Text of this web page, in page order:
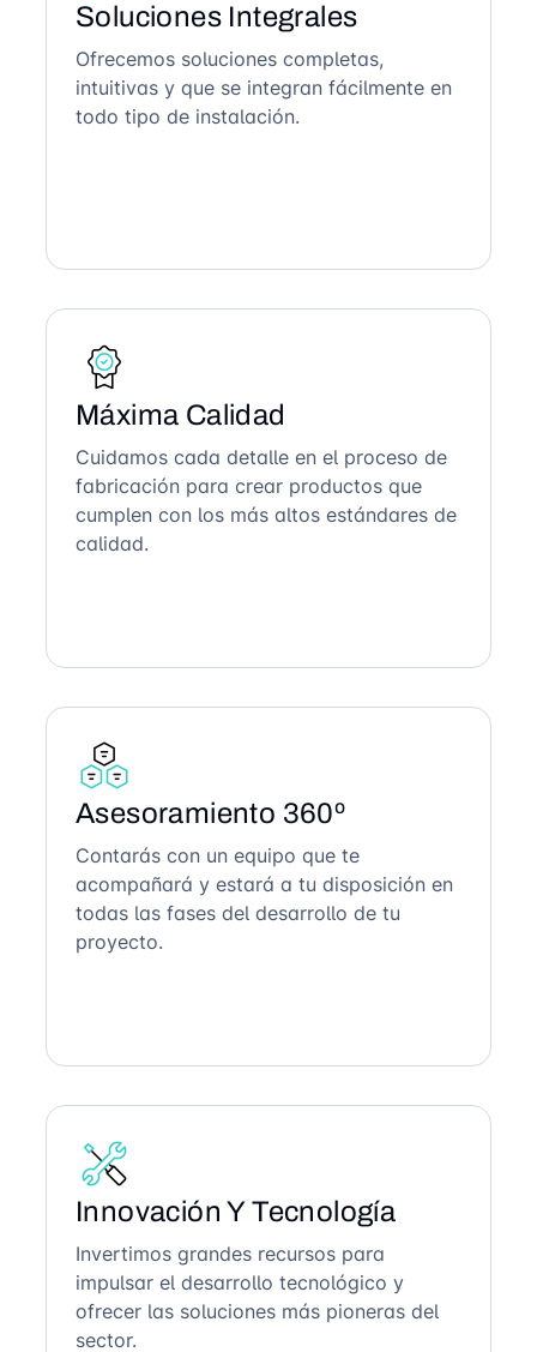
Soluciones Integrales
Ofrecemos soluciones completas,
intuitivas y que se integran fácilmente en
todo tipo de instalación.
Máxima Calidad
Cuidamos cada detalle en el proceso de
fabricación para crear productos que
cumplen con los más altos estándares de
calidad.
Asesoramiento 360º
Contarás con un equipo que te
acompañará y estará a tu disposición en
todas las fases del desarrollo de tu
proyecto.
Innovación Y Tecnología
Invertimos grandes recursos para
impulsar el desarrollo tecnológico y
ofrecer las soluciones más pioneras del
sector.